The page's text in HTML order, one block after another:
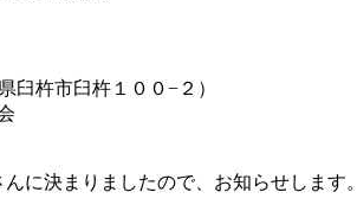
臼杵市臼杵１００−２）
に決まりましたので、お知らせします。